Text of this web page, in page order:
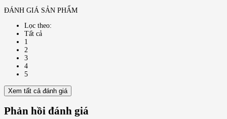
ĐÁNH GIÁ SẢN PHẨM
Lọc theo:
Tất cả
1
2
3
4
5
Xem tất cả đánh giá
Phản hồi đánh giá